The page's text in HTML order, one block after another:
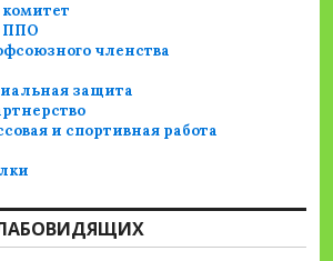
ППО
членства
защита
и спортивная работа